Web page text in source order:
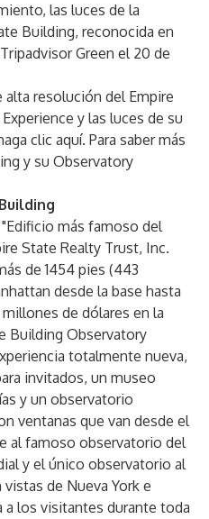
las luces de la
Building, reconocida en
Green el 20 de
alta resolución del Empire
y las luces de su
clic aquí. Para saber más
y su Observatory
"Edificio más famoso del
State Realty Trust, Inc.
de 1454 pies (443
desde la base hasta
de dólares en la
Building Observatory
totalmente nueva,
invitados, un museo
y un observatorio
ventanas que van desde el
al famoso observatorio del
y el único observatorio al
de Nueva York e
a los visitantes durante toda